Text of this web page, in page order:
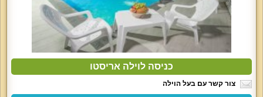
כניסה לוילה אריסטו
צור קשר עם בעל הוילה